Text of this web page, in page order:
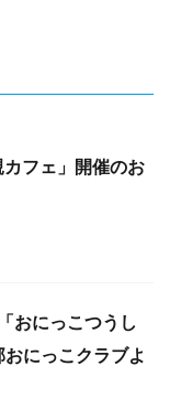
フェ」開催のお
おにっこつうし
にっこクラブよ